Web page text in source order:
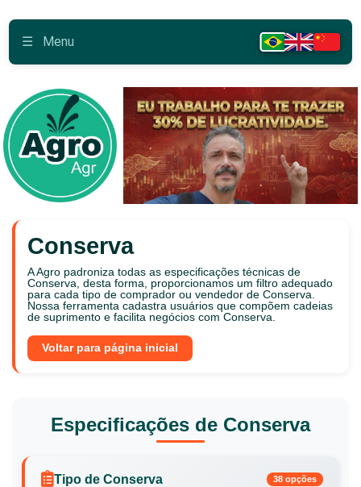
☰ Menu
Conserva
A Agro padroniza todas as especificações técnicas de
Conserva, desta forma, proporcionamos um filtro adequado
para cada tipo de comprador ou vendedor de Conserva.
Nossa ferramenta cadastra usuários que compõem cadeias
de suprimento e facilita negócios com Conserva.
Voltar para página inicial
Especificações de Conserva
Tipo de Conserva 38 opções